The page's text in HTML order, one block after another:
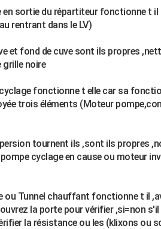
en sortie du répartiteur fonctionne t
rentrant dans le LV)
et fond de cuve sont ils propres
grille noire
fonctionne t elle car sa
trois éléments (Moteur
tournent ils ,sont ils propres
cyclage en cause ou moteur
ou Tunnel chauffant fonctionne t il
la porte pour vérifier ,si=non
la résistance ou les (klixons ou